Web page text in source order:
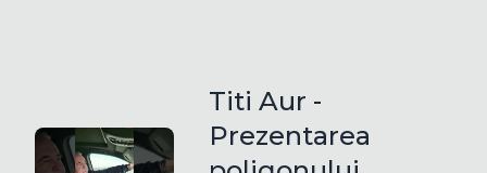
Titi Aur -
Prezentarea